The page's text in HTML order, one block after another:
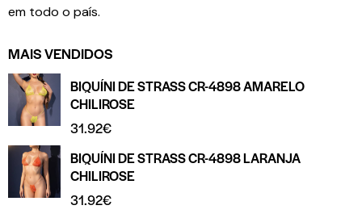
em todo o país.
MAIS VENDIDOS
BIQUÍNI DE STRASS CR-4898 AMARELO
CHILIROSE
31.92€
BIQUÍNI DE STRASS CR-4898 LARANJA
CHILIROSE
31.92€